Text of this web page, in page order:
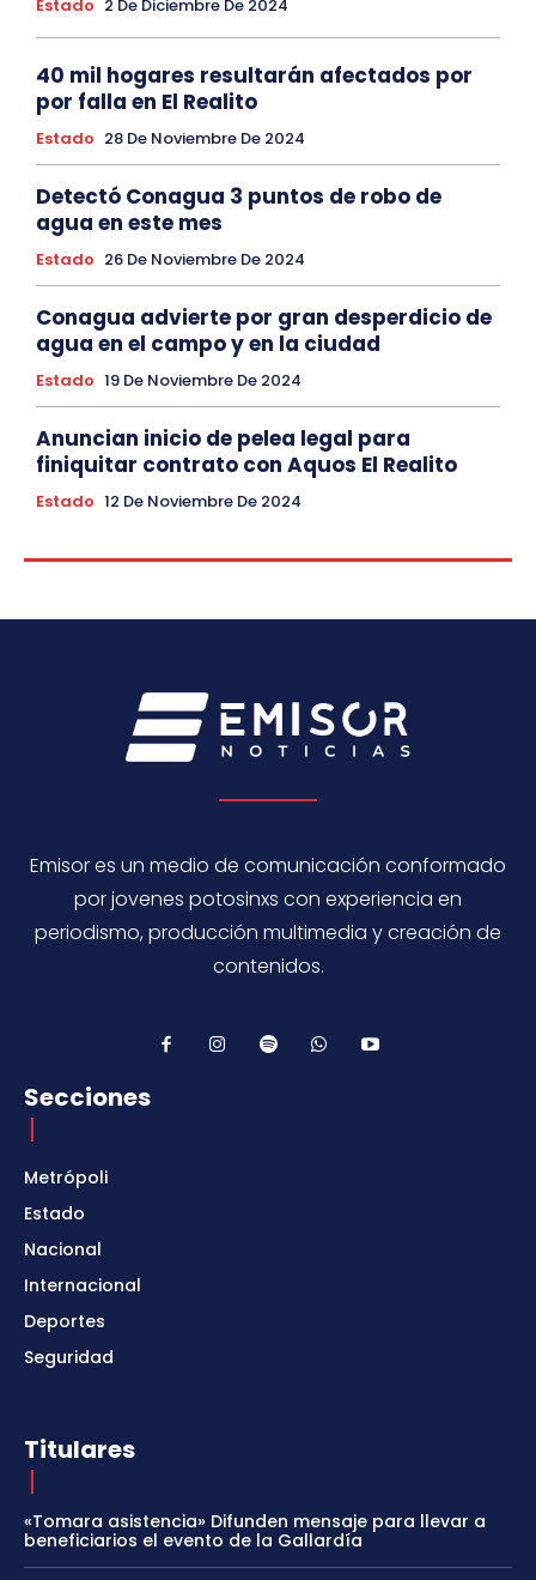
Estado 2 De Diciembre De 2024
40 mil hogares resultarán afectados por
por falla en El Realito
Estado 28 De Noviembre De 2024
Detectó Conagua 3 puntos de robo de
agua en este mes
Estado 26 De Noviembre De 2024
Conagua advierte por gran desperdicio de
agua en el campo y en la ciudad
Estado 19 De Noviembre De 2024
Anuncian inicio de pelea legal para
finiquitar contrato con Aquos El Realito
Estado 12 De Noviembre De 2024
Emisor es un medio de comunicación conformado
por jovenes potosinxs con experiencia en
periodismo, producción multimedia y creación de
contenidos.
Secciones
Metrópoli
Estado
Nacional
Internacional
Deportes
Seguridad
Titulares
«Tomara asistencia» Difunden mensaje para llevar a
beneficiarios el evento de la Gallardía